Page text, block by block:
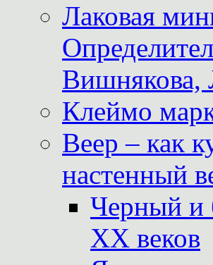
Лаковая
Вишнякова,
Клеймо
Веер – как
настенный
Черный и
XX веков